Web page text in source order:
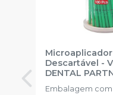
Microaplicador
Descartável -
DENTAL
Embalagem com